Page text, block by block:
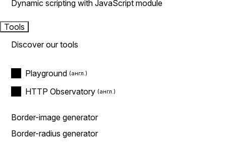
Dynamic scripting with JavaScript module
Tools
Discover our tools
Playground
HTTP Observatory
Border-image generator
Border-radius generator